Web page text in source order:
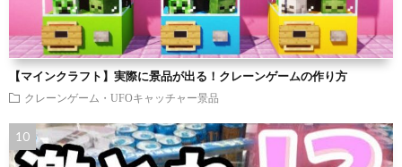
【マインクラフト】実際に景品が出る！クレーンゲームの作り方
クレーンゲーム・UFOキャッチャー景品